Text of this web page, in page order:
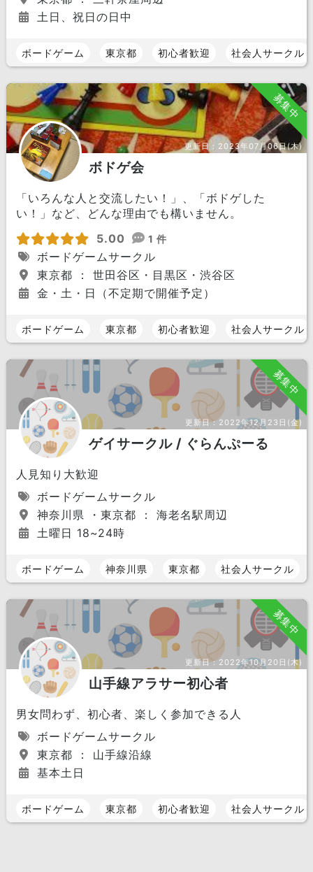
土日、祝日の日中
ボードゲーム 東京都 初心者歓迎 社会人サークル
募集中
更新日： 2023年07月06日(木)
ボドゲ会
「いろんな人と交流したい！」、「ボドゲした
い！」など、どんな理由でも構いません。
5.00
1 件
ボードゲームサークル
東京都 ： 世田谷区・目黒区・渋谷区
金・土・日（不定期で開催予定）
ボードゲーム 東京都 初心者歓迎 社会人サークル
募集中
更新日： 2022年12月23日(金)
ゲイサークル / ぐらんぷーる
人見知り大歓迎
ボードゲームサークル
神奈川県 ・東京都 ： 海老名駅周辺
土曜日 18~24時
ボードゲーム 神奈川県 東京都 社会人サークル
募集中
更新日： 2022年10月20日(木)
山手線アラサー初心者
男女問わず、初心者、楽しく参加できる人
ボードゲームサークル
東京都 ： 山手線沿線
基本土日
ボードゲーム 東京都 初心者歓迎 社会人サークル